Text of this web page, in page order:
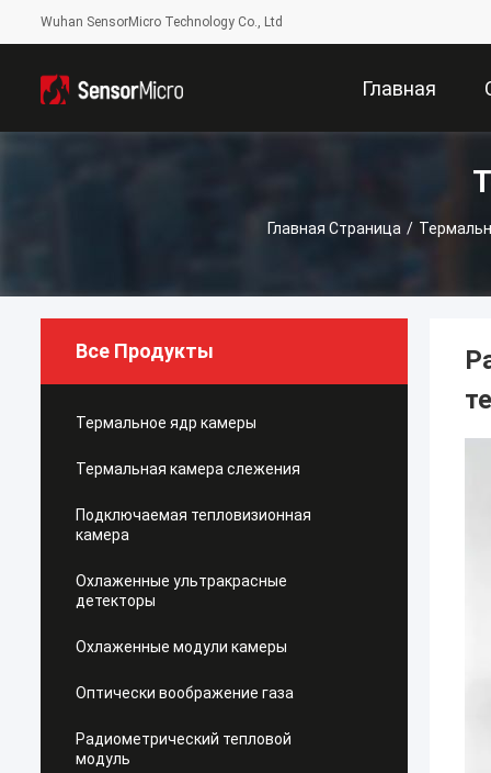
Wuhan SensorMicro Technology Co., Ltd
Главная
Главная Страница /
Все Продукты
Термальное ядр камеры
Термальная камера слежения
Подключаемая тепловизионная
камера
Охлаженные ультракрасные
детекторы
Охлаженные модули камеры
Оптически воображение газа
Радиометрический тепловой
модуль